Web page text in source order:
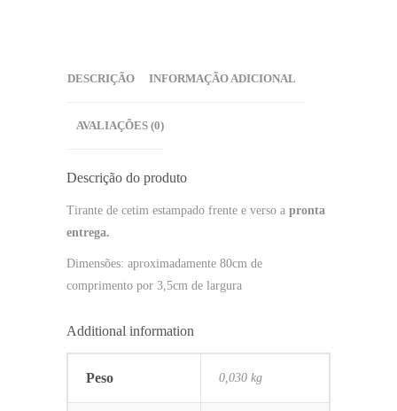
)DESCRIÇÃO INFORMAÇÃO ADICIONAL
AVALIAÇÕES (0)
Descrição do produto
Tirante de cetim estampado frente e verso a pronta
entrega.
Dimensões: aproximadamente 80cm de
comprimento por 3,5cm de largura
Additional information
Peso 0,030 kg